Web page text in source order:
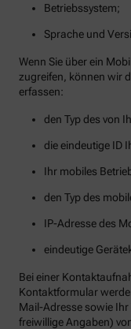
Betriebssystem;
Sprache und
Wenn Sie über ein
zugreifen, können wir
erfassen:
den Typ des von
die eindeutige ID
Ihr mobiles
den Typ des
IP-Adresse des
eindeutige
Bei einer
Kontaktformular
Mail-Adresse sowie
freiwillige Angaben)